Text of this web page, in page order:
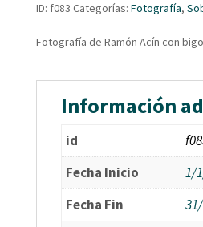
ID: f083 Categorías: Fotografía,
Fotografía de Ramón Acín con
Información
id
Fecha Inicio
1/
Fecha Fin